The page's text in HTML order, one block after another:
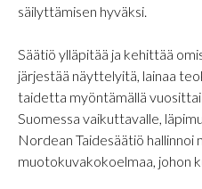
säilyttämisen hyväksi.
Säätiö ylläpitää ja kehittää
järjestää näyttelyitä, lainaa
taidetta myöntämällä
Suomessa vaikuttavalle,
Nordean Taidesäätiö hallinnoi
muotokuvakokoelmaa, johon